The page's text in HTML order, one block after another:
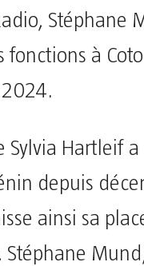
Stéphane
fonctions à
Sylvia Hartleif a
depuis
ainsi sa
Stéphane